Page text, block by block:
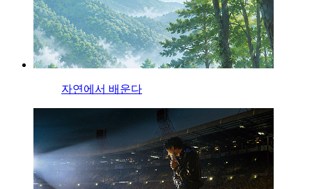
자연에서 배운다